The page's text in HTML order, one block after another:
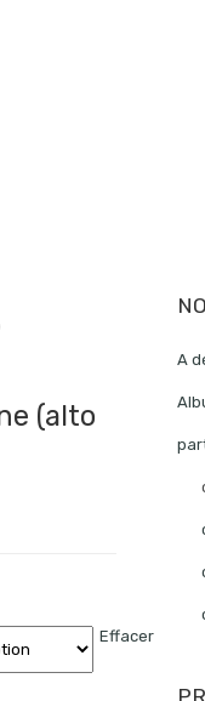
(alto
Effacer
A